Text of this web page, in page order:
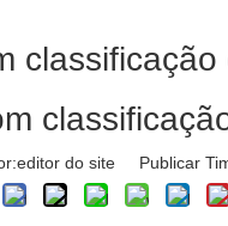
do site Publicar